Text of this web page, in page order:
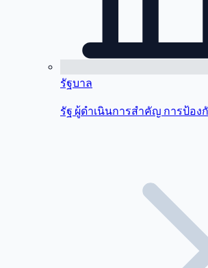
รัฐบาล
รัฐ ผู้ดำเนินการสำคัญ การป้อง